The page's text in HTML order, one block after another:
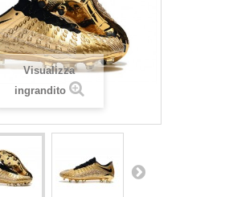
Visualizza
ingrandito